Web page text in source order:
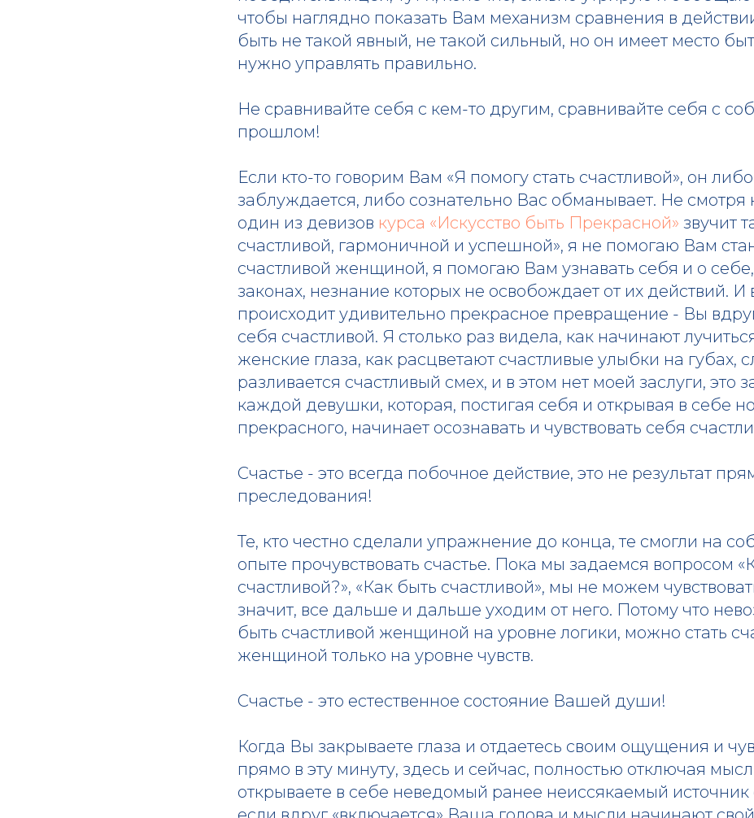
чтобы наглядно показать Вам механизм сравнения в
быть не такой явный, не такой сильный, но он имеет место
нужно управлять правильно.
Не сравнивайте себя с кем-то другим, сравнивайте себя с
прошлом!
Если кто-то говорим Вам «Я помогу стать счастливой», он либо
заблуждается, либо сознательно Вас обманывает. Не смотря
один из девизов курса «Искусство быть Прекрасной» звучит
счастливой, гармоничной и успешной», я не помогаю Вам
счастливой женщиной, я помогаю Вам узнавать себя и о
законах, незнание которых не освобождает от их действий. И
происходит удивительно прекрасное превращение - Вы
себя счастливой. Я столько раз видела, как начинают
женские глаза, как расцветают счастливые улыбки на губах,
разливается счастливый смех, и в этом нет моей заслуги, это
каждой девушки, которая, постигая себя и открывая в себе
прекрасного, начинает осознавать и чувствовать себя
Счастье - это всегда побочное действие, это не результат
преследования!
Те, кто честно сделали упражнение до конца, те смогли на
опыте прочувствовать счастье. Пока мы задаемся вопросом
счастливой?», «Как быть счастливой», мы не можем
значит, все дальше и дальше уходим от него. Потому что
быть счастливой женщиной на уровне логики, можно стать
женщиной только на уровне чувств.
Счастье - это естественное состояние Вашей души!
Когда Вы закрываете глаза и отдаетесь своим ощущения и
прямо в эту минуту, здесь и сейчас, полностью отключая
открываете в себе неведомый ранее неиссякаемый источник